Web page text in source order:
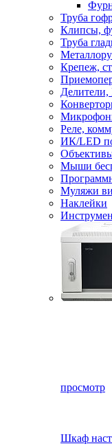
Труба
Клипсы,
Труба
Крепеж,
Реле,
ИК/LED
Мыши
Муляжи
Наклейки
просмотр
Шкаф